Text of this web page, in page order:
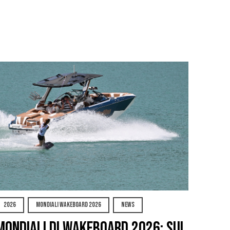
2026 MONDIALI WAKEBOARD 2026 NEWS